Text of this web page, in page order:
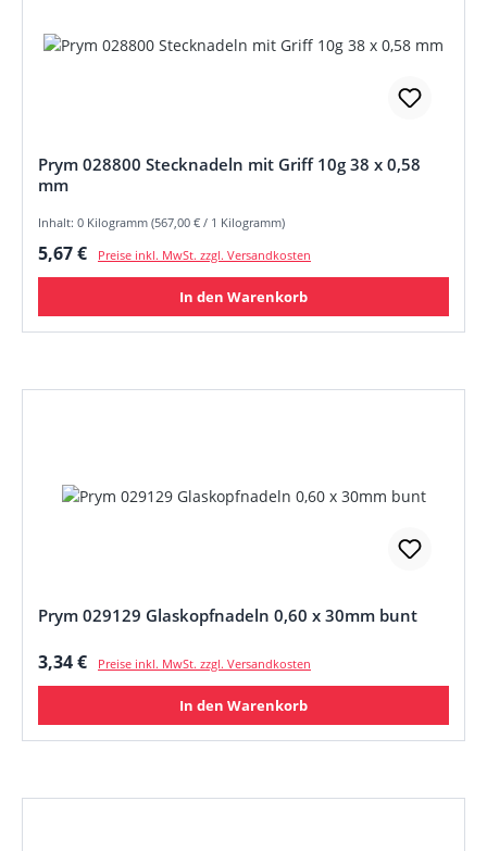
Prym 028800 Stecknadeln mit Griff 10g 38 x 0,58
mm
Inhalt: 0 Kilogramm (567,00 € / 1 Kilogramm)
Regulärer Preis:
5,67 € Preise inkl. MwSt. zzgl. Versandkosten
In den Warenkorb
Prym 029129 Glaskopfnadeln 0,60 x 30mm bunt
Regulärer Preis:
3,34 € Preise inkl. MwSt. zzgl. Versandkosten
In den Warenkorb